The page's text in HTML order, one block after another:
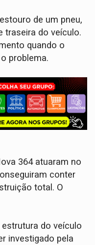
de um pneu,
traseira do veículo.
quando o
problema.
364 atuaram no
conter
total. O
do veículo
investigado pela